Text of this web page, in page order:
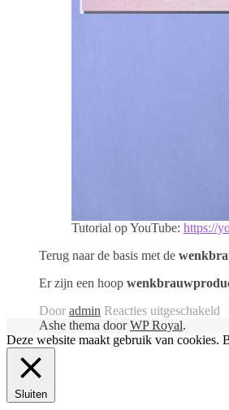
Tutorial op YouTube: https://
Terug naar de basis met de
Er zijn een hoop
Door admin Reacties uitgeschakeld
te
Ashe thema doorWP Royal.
Deze website maakt gebruik van cookies.
Sluiten